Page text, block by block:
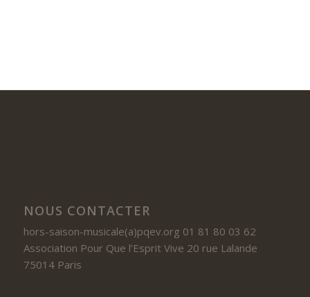
NOUS CONTACTER
hors-saison-musicale(a)pqev.org 01 81 80 03 62
Association Pour Que l’Esprit Vive 20 rue Lalande
75014 Paris